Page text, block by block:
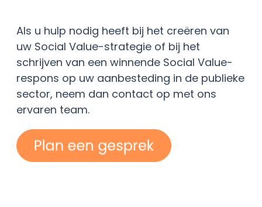
Als u hulp nodig heeft bij het creëren van
uw Social Value-strategie of bij het
schrijven van een winnende Social Value-
respons op uw aanbesteding in de publieke
sector, neem dan contact op met ons
ervaren team.